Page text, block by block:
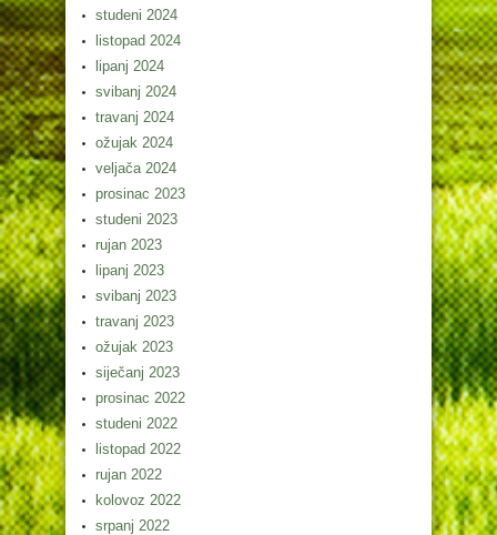
studeni 2024
listopad 2024
lipanj 2024
svibanj 2024
travanj 2024
ožujak 2024
veljača 2024
prosinac 2023
studeni 2023
rujan 2023
lipanj 2023
svibanj 2023
travanj 2023
ožujak 2023
siječanj 2023
prosinac 2022
studeni 2022
listopad 2022
rujan 2022
kolovoz 2022
srpanj 2022